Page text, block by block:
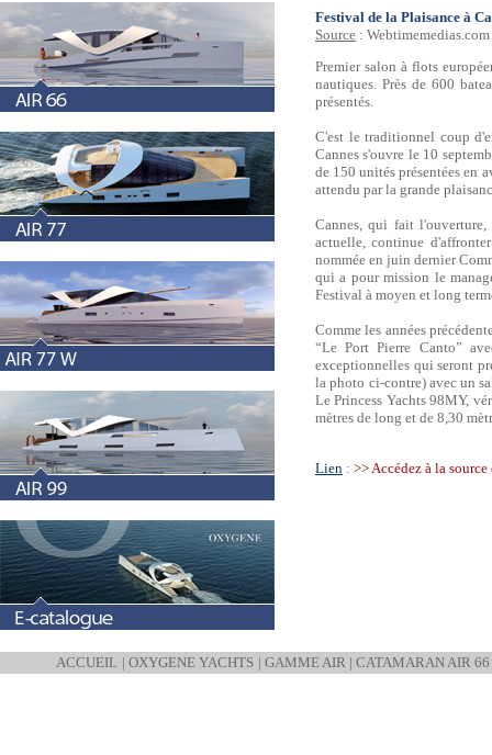
Festival de la Plaisance à
Source :
Premier salon à flots
nautiques. Près de 600
présentés.
C'est le traditionnel coup
Cannes s'ouvre le 10
de 150 unités présentées en
attendu par la grande
Cannes, qui fait
actuelle, continue
nommée en juin dernier
qui a pour mission le
Festival à moyen et long
Comme les années
“Le Port Pierre Canto”
exceptionnelles qui seront
la photo ci-contre) avec un
Le Princess Yachts 98MY,
mètres de long et de 8,30
Lien : >> Accédez à la
ACCUEIL |OXYGENE YACHTS | GAMME AIR |CATAMARAN AIR 66